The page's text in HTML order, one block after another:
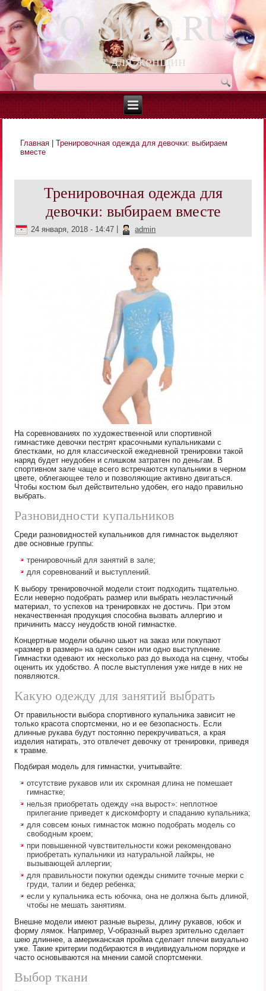
CO-SMO.RU
сайт для женщин
Вы здесь
Главная| Тренировочная одежда для девочки: выбираем
вместе
Тренировочная одежда для
девочки: выбираем вместе
24 января, 2018 - 14:47 admin
На соревнованиях по художественной или спортивной
гимнастике девочки пестрят красочными купальниками с
блестками, но для классической ежедневной тренировки такой
наряд будет неудобен и слишком затратен по деньгам. В
спортивном зале чаще всего встречаются купальники в черном
цвете, облегающее тело и позволяющие активно двигаться.
Чтобы костюм был действительно удобен, его надо правильно
выбрать.
Разновидности купальников
Среди разновидностей купальников для гимнасток выделяют
две основные группы:
тренировочный для занятий в зале;
для соревнований и выступлений.
К выбору тренировочной модели стоит подходить тщательно.
Если неверно подобрать размер или выбрать неэластичный
материал, то успехов на тренировках не достичь. При этом
некачественная продукция способна вызвать аллергию и
причинить массу неудобств юной гимнастке.
Концертные модели обычно шьют на заказ или покупают
«размер в размер» на один сезон или одно выступление.
Гимнастки одевают их несколько раз до выхода на сцену, чтобы
оценить их удобство. А после выступления уже нигде в них не
появляются.
Какую одежду для занятий выбрать
От правильности выбора спортивного купальника зависит не
только красота спортсменки, но и ее безопасность. Если
длинные рукава будут постоянно перекручиваться, а края
изделия натирать, это отвлечет девочку от тренировки, приведя
к травме.
Подбирая модель для гимнастки, учитывайте:
отсутствие рукавов или их скромная длина не помешает
гимнастке;
нельзя приобретать одежду «на вырост»: неплотное
прилегание приведет к дискомфорту и спаданию купальника;
для совсем юных гимнасток можно подобрать модель со
свободным кроем;
при повышенной чувствительности кожи рекомендовано
приобретать купальники из натуральной лайкры, не
вызывающей аллергии;
для правильности покупки одежды снимите точные мерки с
груди, талии и бедер ребенка;
если у купальника есть юбочка, она не должна быть длиной,
чтобы не мешать занятиям.
Внешне модели имеют разные вырезы, длину рукавов, юбок и
форму лямок. Например, V-образный вырез зрительно сделает
шею длиннее, а американская пройма сделает плечи визуально
уже. Такие критерии подбираются в индивидуальном порядке и
часто основываются на мнении самой спортсменки.
Выбор ткани